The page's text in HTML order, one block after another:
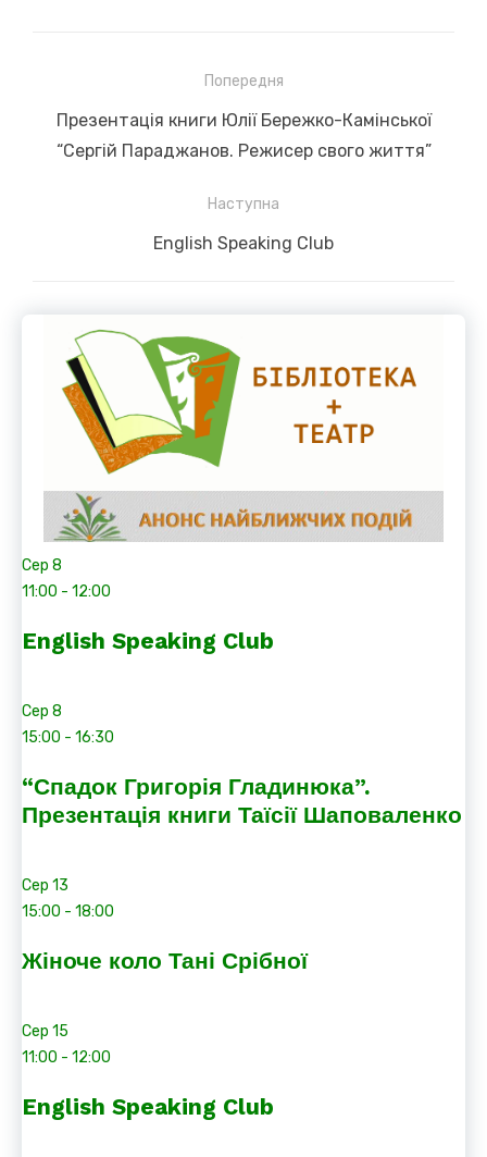
записів
Попередня
Previous
post:
Презентація книги Юлії Бережко-Камінської
“Сергій Параджанов. Режисер свого життя”
Наступна
Next
English Speaking Club
Сер 8
11:00 - 12:00
English Speaking Club
Сер 8
15:00 - 16:30
“Спадок Григорія Гладинюка”.
Презентація книги Таїсії Шаповаленко
Сер 13
15:00 - 18:00
Жіноче коло Тані Срібної
Сер 15
11:00 - 12:00
English Speaking Club